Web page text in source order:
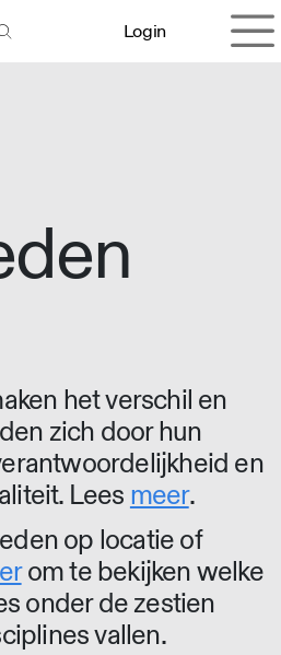
Login
het verschil en
zich door hun
en
Lees meer.
op locatie of
om te bekijken welke
onder de zestien
vallen.